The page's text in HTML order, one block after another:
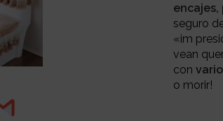
seguro
«im
vean
con
o morir!